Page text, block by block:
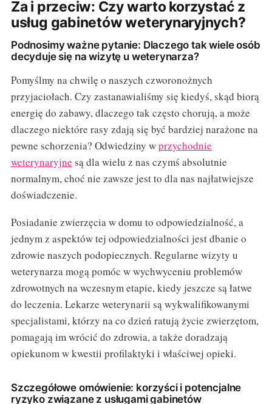
Za i przeciw: Czy warto korzystać z
usług gabinetów weterynaryjnych?
Podnosimy ważne pytanie: Dlaczego tak wiele osób
decyduje się na wizytę u weterynarza?
Pomyślmy na chwilę o naszych czworonożnych
przyjaciołach. Czy zastanawialiśmy się kiedyś, skąd biorą
energię do zabawy, dlaczego tak często chorują, a może
dlaczego niektóre rasy zdają się być bardziej narażone na
pewne schorzenia? Odwiedziny wprzychodnie
weterynaryjne są dla wielu z nas czymś absolutnie
normalnym, choć nie zawsze jest to dla nas najłatwiejsze
doświadczenie.
Posiadanie zwierzęcia w domu to odpowiedzialność, a
jednym z aspektów tej odpowiedzialności jest dbanie o
zdrowie naszych podopiecznych. Regularne wizyty u
weterynarza mogą pomóc w wychwyceniu problemów
zdrowotnych na wczesnym etapie, kiedy jeszcze są łatwe
do leczenia. Lekarze weterynarii są wykwalifikowanymi
specjalistami, którzy na co dzień ratują życie zwierzętom,
pomagają im wrócić do zdrowia, a także doradzają
opiekunom w kwestii profilaktyki i właściwej opieki.
Szczegółowe omówienie: korzyści i potencjalne
ryzyko związane z usługami gabinetów